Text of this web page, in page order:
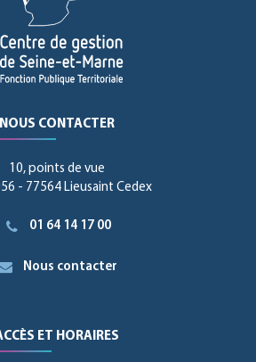
NOUS CONTACTER
10, points de vue
- 77564 Lieusaint Cedex
01 64 14 17 00
Nous contacter
ET HORAIRES